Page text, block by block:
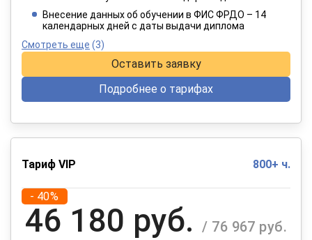
При оплате в рассрочку на 12 месяцев
Внесение данных об обучении в ФИС ФРДО – 14
календарных дней с даты выдачи диплома
Смотреть еще (3)
Оставить заявку
Подробнее о тарифах
Тариф VIP 800+ ч.
- 40%
46 180 руб. / 76 967 руб.